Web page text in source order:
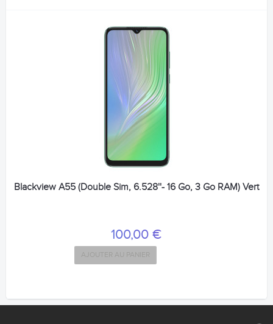
Blackview A55 (Double Sim, 6.528''- 16 Go, 3 Go RAM) Vert
100,00 €
AJOUTER AU PANIER